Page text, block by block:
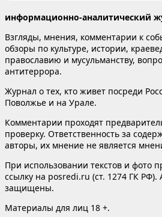
информационно-аналитический
Взгляды, мнения, комментарии к
обзоры по культуре, истории,
православию и мусульманству,
антитеррора.
Журнал о тех, кто живет посреди
Поволжье и на Урале.
Комментарии проходят
проверку. Ответственность за
авторы, их мнение не является
При использовании текстов и фото
ссылку на posredi.ru (ст. 1274 ГК РФ).
защищены.
Материалы для лиц 18 +.